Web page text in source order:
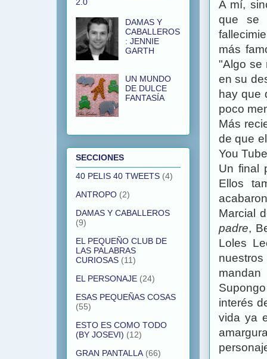
A mí,
que se
más
"Algo se
en su
hay que
poco
Más
de que
You
Un final
Ellos
Marcial
padre,
Loles
interés
vida ya
DAMAS Y
CABALLEROS
: JENNIE
GARTH
UN MUNDO
DE DULCE
FANTASÍA
SECCIONES
40 PELIS 40 TWEETS (4)
ANTROPO (2)
DAMAS Y CABALLEROS
(9)
EL PEQUEÑO CLUB DE
LAS PALABRAS
CURIOSAS (11)
EL PERSONAJE (24)
ESAS PEQUEÑAS COSAS
(55)
ESTO ES COMO TODO
(BY JOSEVI) (12)
GRAN PANTALLA (66)